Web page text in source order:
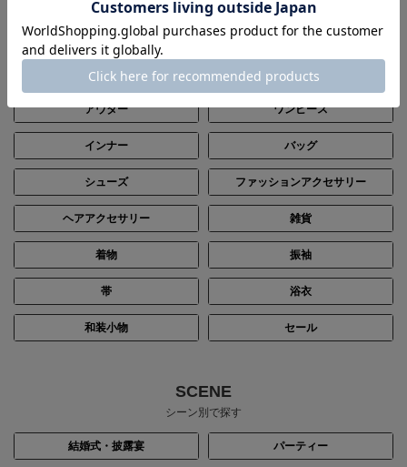
ステージ レンタル
トップス ボトムス
アウター ワンピース
インナー バッグ
シューズ ファッションアクセサリー
ヘアアクセサリー 雑貨
着物 振袖
帯 浴衣
和装小物 セール
SCENE
シーン別で探す
結婚式・披露宴 パーティー